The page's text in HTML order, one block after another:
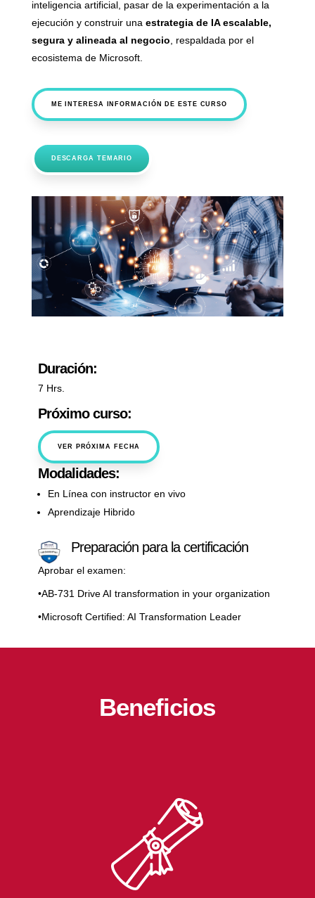
inteligencia artificial, pasar de la experimentación a la
ejecución y construir una estrategia de IA escalable,
segura y alineada al negocio , respaldada por el
ecosistema de Microsoft.
ME INTERESA INFORMACIÓN DE ESTE CURSO
DESCARGA TEMARIO
Duración:
7 Hrs.
Próximo curso:
VER PRÓXIMA FECHA
Modalidades:
En Línea con instructor en vivo
Aprendizaje Hibrido
Preparación para la certificación
Aprobar el examen:
•AB-731 Drive AI transformation in your organization
•Microsoft Certified: AI Transformation Leader
Beneficios